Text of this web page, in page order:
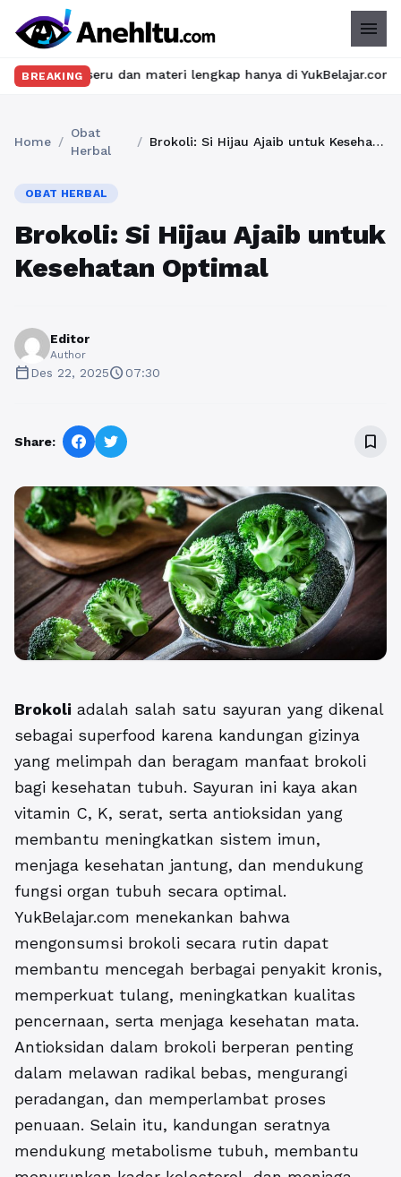
menu
BREAKING
dan materi lengkap hanya di YukBelajar.com. Mulai
Home /
Obat
Herbal
/ Brokoli: Si Hijau Ajaib untuk Kesehatan Optimal
OBAT HERBAL
Brokoli: Si Hijau Ajaib untuk
Kesehatan Optimal
Editor
Author
calendar_todayDes 22, 2025schedule07:30
Share: bookmark_border
Brokoli adalah salah satu sayuran yang dikenal
sebagai superfood karena kandungan gizinya
yang melimpah dan beragam manfaat brokoli
bagi kesehatan tubuh. Sayuran ini kaya akan
vitamin C, K, serat, serta antioksidan yang
membantu meningkatkan sistem imun,
menjaga kesehatan jantung, dan mendukung
fungsi organ tubuh secara optimal.
YukBelajar.com menekankan bahwa
mengonsumsi brokoli secara rutin dapat
membantu mencegah berbagai penyakit kronis,
memperkuat tulang, meningkatkan kualitas
pencernaan, serta menjaga kesehatan mata.
Antioksidan dalam brokoli berperan penting
dalam melawan radikal bebas, mengurangi
peradangan, dan memperlambat proses
penuaan. Selain itu, kandungan seratnya
mendukung metabolisme tubuh, membantu